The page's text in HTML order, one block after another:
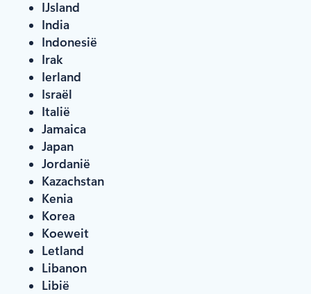
IJsland
India
Indonesië
Irak
Ierland
Israël
Italië
Jamaica
Japan
Jordanië
Kazachstan
Kenia
Korea
Koeweit
Letland
Libanon
Libië